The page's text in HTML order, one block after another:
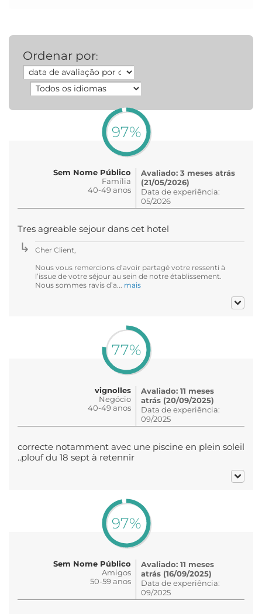
Ordenar por:
97%
Sem Nome Público
Família
40-49 anos
Avaliado: 3 meses atrás
(21/05/2026)
Data de experiência:
05/2026
Tres agreable sejour dans cet hotel
Cher Client,
Nous vous remercions d’avoir partagé votre ressenti à
l’issue de votre séjour au sein de notre établissement.
Nous sommes ravis d’a... mais
77%
vignolles
Negócio
40-49 anos
Avaliado: 11 meses
atrás (20/09/2025)
Data de experiência:
09/2025
correcte notamment avec une piscine en plein soleil
..plouf du 18 sept à retennir
97%
Sem Nome Público
Amigos
50-59 anos
Avaliado: 11 meses
atrás (16/09/2025)
Data de experiência:
09/2025